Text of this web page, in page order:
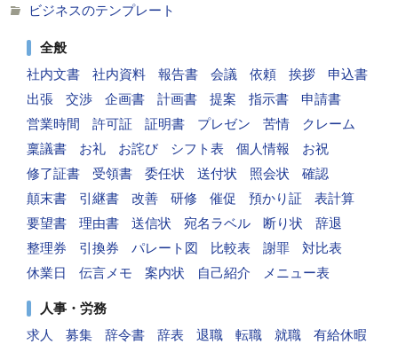
ビジネスのテンプレート
全般
社内文書
社内資料 報告書 会議 依頼 挨拶
申込書
出張
交渉 企画書 計画書 提案 指示書
申請書
営業時間
許可証 証明書 プレゼン 苦情
クレーム
稟議書
お礼 お詫び シフト表 個人情報
お祝
修了証書
受領書 委任状 送付状 照会状
確認
顛末書
引継書 改善 研修 催促 預かり証
表計算
要望書
理由書 送信状 宛名ラベル 断り状
辞退
整理券
引換券 パレート図 比較表 謝罪
対比表
休業日
伝言メモ 案内状 自己紹介 メニュー表
人事・労務
求人
募集 辞令書 辞表 退職 転職 就職
有給休暇